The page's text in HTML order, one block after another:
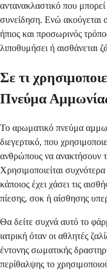
αντανακλαστικό που
συνείδηση. Ενώ ακούγεται
ήπιος και προσωρινός
λιποθυμήσει ή αισθάνεται
Σε τι
Πνεύμα
Το αρωματικό πνεύμα
διεγερτικό, που
ανθρώπους να ανακτήσουν
Χρησιμοποιείται
κάποιος έχει χάσει τις
πίεσης, σοκ ή αίσθησης
Θα δείτε συχνά αυτό το
ιατρική όταν οι αθλητές
έντονης σωματικής
περίθαλψης το